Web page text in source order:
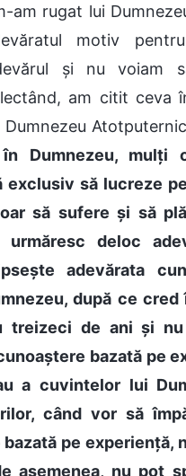
am rugat lui
motiv
și nu voiam
am citit ceva
Dumnezeu
Dumnezeu, mulți
exclusiv să lucreze
să sufere și să
deloc
adevărata
după ce cred
treizeci de ani și
bazată pe
a cuvintelor lui
când vor să
pe experiență,
asemenea, nu pot